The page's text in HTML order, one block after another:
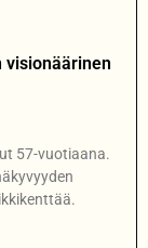
visionäärinen
57-vuotiaana.